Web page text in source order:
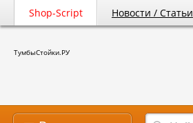
Shop-Script Новости / Статьи
ТумбыСтойки.РУ